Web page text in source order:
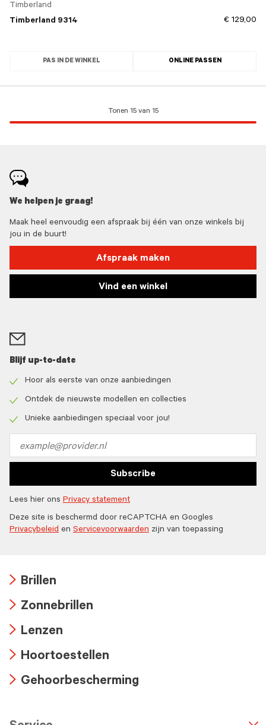
Timberland
Timberland 9314
€ 129,00
PAS IN DE WINKEL ONLINE PASSEN
Tonen 15 van 15
We helpen je graag!
Maak heel eenvoudig een afspraak bij één van onze winkels bij
jou in de buurt!
Afspraak maken
Vind een winkel
Blijf up-to-date
icon
Hoor als eerste van onze aanbiedingen
icon
Ontdek de nieuwste modellen en collecties
Unieke aanbiedingen speciaal voor jou!
address
Subscribe
Lees hier ons Privacy statement
Deze site is beschermd door reCAPTCHA en Googles
Privacybeleid en Servicevoorwaarden zijn van toepassing
icon
Brillen
icon
Zonnebrillen
icon
Lenzen
icon
Hoortoestellen
Gehoorbescherming